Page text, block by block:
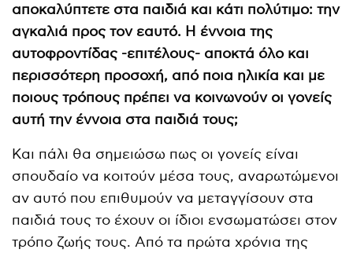
αποκαλύπτετε στα παιδιά και κάτι πολύτιμο: την
αγκαλιά προς τον εαυτό. Η έννοια της
αυτοφροντίδας -επιτέλους- αποκτά όλο και
περισσότερη προσοχή, από ποια ηλικία και με
ποιους τρόπους πρέπει να κοινωνούν οι γονείς
αυτή την έννοια στα παιδιά τους;
Και πάλι θα σημειώσω πως οι γονείς είναι
σπουδαίο να κοιτούν μέσα τους, αναρωτώμενοι
αν αυτό που επιθυμούν να μεταγγίσουν στα
παιδιά τους το έχουν οι ίδιοι ενσωματώσει στον
τρόπο ζωής τους. Από τα πρώτα χρόνια της